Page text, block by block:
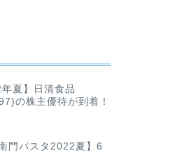
年夏】日清食品
の株主優待が到着！
門パスタ2022夏】6